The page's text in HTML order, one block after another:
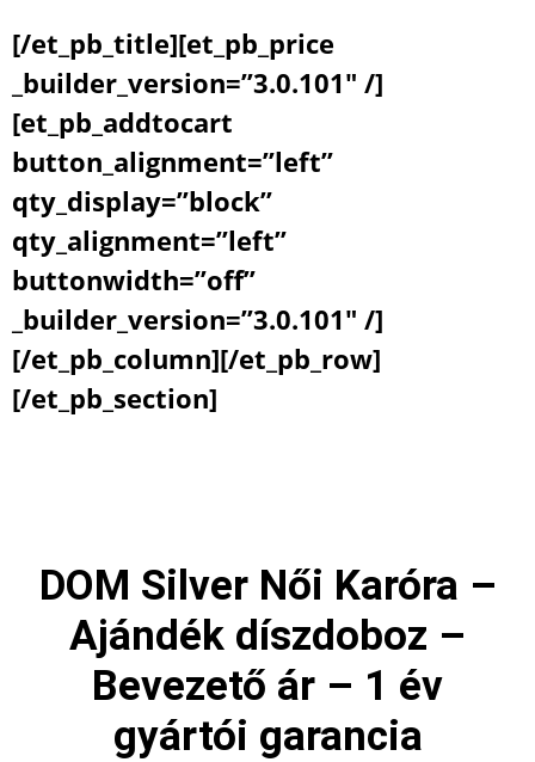
[/et_pb_title][et_pb_price
_builder_version=”3.0.101″ /]
[et_pb_addtocart
button_alignment=”left”
qty_display=”block”
qty_alignment=”left”
buttonwidth=”off”
_builder_version=”3.0.101″ /]
[/et_pb_column][/et_pb_row]
[/et_pb_section]
DOM Silver Női Karóra –
Ajándék díszdoboz –
Bevezető ár – 1 év
gyártói garancia